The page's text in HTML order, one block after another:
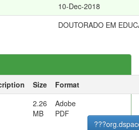
10-Dec-2018
DOUTORADO EM
Size
Format
2.26
MB
Adobe
PDF